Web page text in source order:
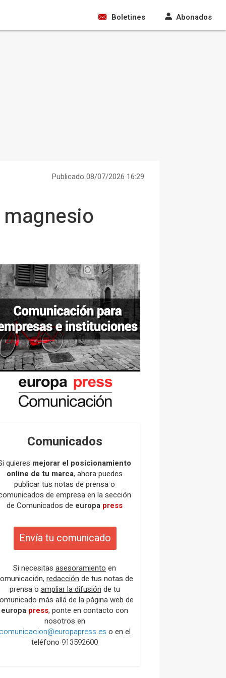
Boletines Abonados
Publicado 08/07/2026 16:29
Comunicados
quieres mejorar el posicionamiento
online de tu marca, ahora puedes
publicar tus notas de prensa o
de empresa en la sección
de Comunicados de europa press
Envía tu comunicado
Si necesitas asesoramiento en
redacción de tus notas de
prensa o ampliar la difusión de tu
más allá de la página web de
europa press, ponte en contacto con
nosotros en
o en el
teléfono 913592600